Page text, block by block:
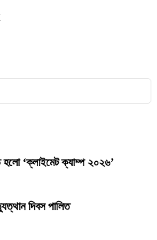
হলো ‘ক্লাইমেট ক্যাম্প ২০২৬’
দিবস পালিত